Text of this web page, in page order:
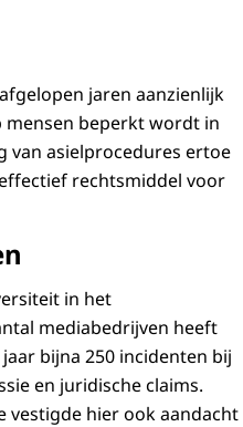
jaren aanzienlijk
beperkt wordt in
van asielprocedures ertoe
rechtsmiddel voor
in het
mediabedrijven heeft
bijna 250 incidenten bij
en juridische claims.
vestigde hier ook aandacht